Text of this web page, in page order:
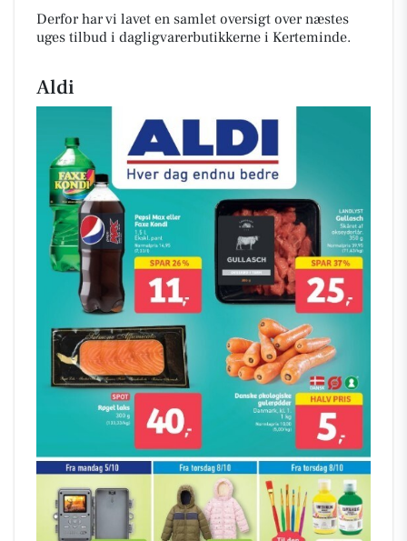
Derfor har vi lavet en samlet oversigt over næstes
uges tilbud i dagligvarerbutikkerne i Kerteminde.
Aldi